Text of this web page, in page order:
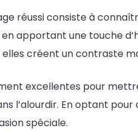
réussi consiste à
apportant une touche
créent un contraste
excellentes pour
l’alourdir. En optant
spéciale.